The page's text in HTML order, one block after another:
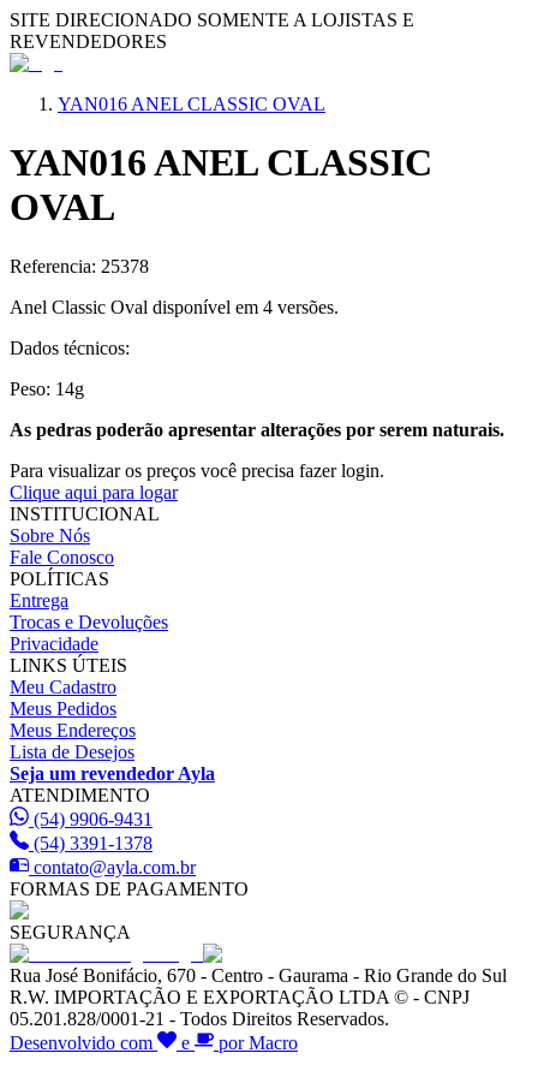
SITE DIRECIONADO SOMENTE A LOJISTAS E
REVENDEDORES
YAN016 ANEL CLASSIC OVAL
YAN016 ANEL CLASSIC
OVAL
Referencia: 25378
Anel Classic Oval disponí­vel em 4 versões.
Dados técnicos:
Peso: 14g
As pedras poderão apresentar alterações por serem naturais.
Para visualizar os preços você precisa fazer login.
Clique aqui para logar
INSTITUCIONAL
Sobre Nós
Fale Conosco
POLÍTICAS
Entrega
Trocas e Devoluções
Privacidade
LINKS ÚTEIS
Meu Cadastro
Meus Pedidos
Meus Endereços
Lista de Desejos
Seja um revendedor Ayla
ATENDIMENTO
(54) 9906-9431
(54) 3391-1378
contato@ayla.com.br
FORMAS DE PAGAMENTO
SEGURANÇA
Rua José Bonifácio, 670 - Centro - Gaurama - Rio Grande do Sul
R.W. IMPORTAÇÃO E EXPORTAÇÃO LTDA © - CNPJ
05.201.828/0001-21 - Todos Direitos Reservados.
Desenvolvido com
e por Macro